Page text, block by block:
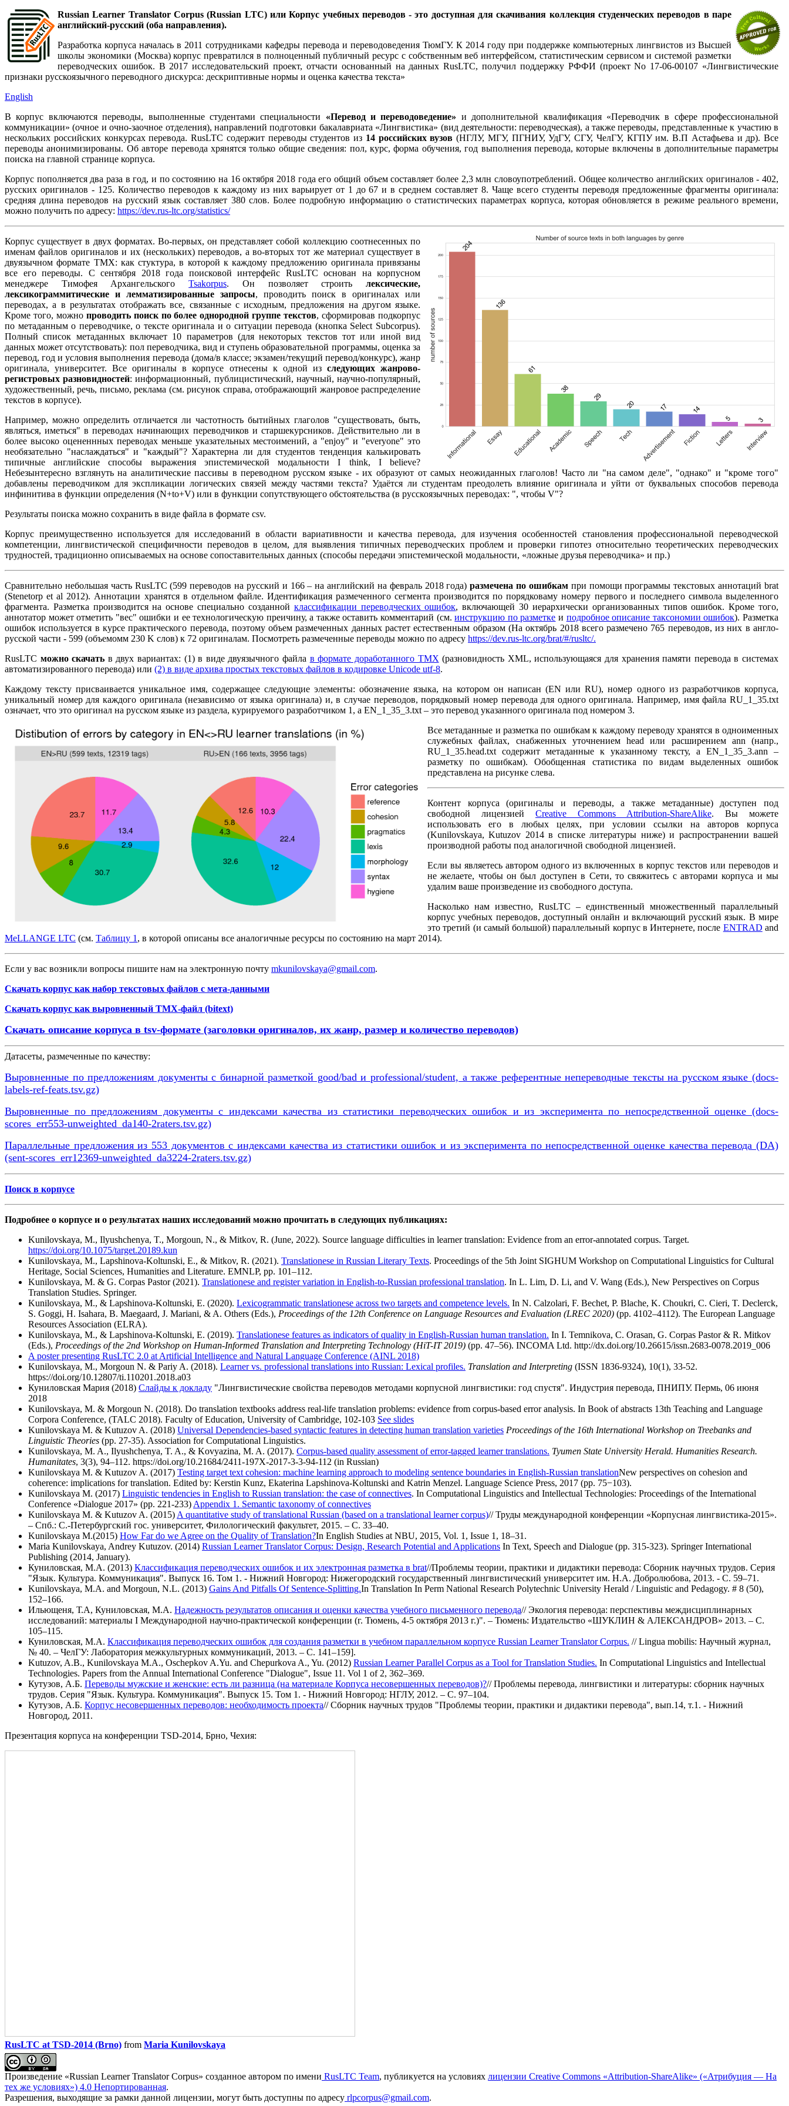
Russian Learner Translator Corpus (Russian LTC) или Корпус учебных переводов - это доступная для скачивания коллекция студенческих переводов в паре
английский-русский (оба направления).
Разработка корпуса началась в 2011 сотрудниками кафедры перевода и переводоведения ТюмГУ. К 2014 году при поддержке компьютерных лингвистов из Высшей
школы экономики (Москва) корпус превратился в полноценный публичный ресурс с собственным веб интерфейсом, статистическим сервисом и системой разметки
переводческих ошибок. В 2017 исследовательский проект, отчасти основанный на данных RusLTC, получил поддержку РФФИ (проект No 17-06-00107 «Лингвистические
признаки русскоязычного переводного дискурса: дескриптивные нормы и оценка качества текста»
English
В корпус включаются переводы, выполненные студентами специальности «Перевод и переводоведение» и дополнительной квалификация «Переводчик в сфере профессиональной
коммуникации» (очное и очно-заочное отделения), направлений подготовки бакалавриата «Лингвистика» (вид деятельности: переводческая), а также переводы, представленные к участию в
нескольких российских конкурсах перевода. RusLTC содержит переводы студентов из 14 российских вузов (НГЛУ, МГУ, ПГНИУ, УдГУ, СГУ, ЧелГУ, КГПУ им. В.П Астафьева и др). Все
переводы анонимизированы. Об авторе перевода хрянятся только общие сведения: пол, курс, форма обучения, год выполнения перевода, которые включены в дополнительные параметры
поиска на главной странице корпуса.
Корпус пополняется два раза в год, и по состоянию на 16 октября 2018 года его общий объем составляет более 2,3 млн словоупотреблений. Общее количество английских оригиналов - 402,
русских оригиналов - 125. Количество переводов к каждому из них варьирует от 1 до 67 и в среднем составляет 8. Чаще всего студенты переводя предложенные фрагменты оригинала:
средняя длина переводов на русский язык составляет 380 слов. Более подробную информацию о статистических параметрах корпуса, которая обновляется в режиме реального времени,
можно получить по адресу: https://dev.rus-ltc.org/statistics/
Корпус существует в двух форматах. Во-первых, он представляет собой коллекцию соотнесенных по
именам файлов оригиналов и их (нескольких) переводов, а во-вторых тот же материал существует в
двуязычном формате TMX: как стуктура, в которой к каждому предложению оригинала привязаны
все его переводы. С сентября 2018 года поисковой интерфейс RusLTC основан на корпусном
менеджере Тимофея АрхангельскогоTsakorpus. Он позволяет строитьлексические,
лексикограммитические и лемматизированные запросы, проводить поиск в оригиналах или
переводах, а в результатах отображать все, связанные с исходным, предложения на другом языке.
Кроме того, можно проводить поиск по более однородной группе текстов, сформировав подкорпус
по метаданным о переводчике, о тексте оригинала и о ситуации перевода (кнопка Select Subcorpus).
Полный список метаданных включает 10 параметров (для некоторых текстов тот или иной вид
данных может отсутствовать): пол переводчика, вид и ступень образовательной программы, оценка за
перевод, год и условия выполнения перевода (дома/в классе; экзамен/текущий перевод/конкурс), жанр
оригинала, университет. Все оригиналы в корпусе отнесены к одной из следующих жанрово-
регистровых разновидностей: информационный, публицистический, научный, научно-популярный,
художественный, речь, письмо, реклама (см. рисунок справа, отображающий жанровое распределение
текстов в корпусе).
Например, можно определить отличается ли частотность бытийных глаголов "существовать, быть,
являться, иметься" в переводах начинающих переводчиков и старшекурсников. Действительно ли в
более высоко оцененнных переводах меньше указательных местоимений, а "enjoy" и "everyone" это
необязательно "наслаждаться" и "каждый"? Характерна ли для студентов тенденция калькировать
типичные английские способы выражения эпистемической модальности I think, I believe?
Небезынтересно взглянуть на аналитические пассивы в переводном русском языке - их образуют от самых неожиданных глаголов! Часто ли "на самом деле", "однако" и "кроме того"
добавлены переводчиком для экспликации логических связей между частями текста? Удаётся ли студентам преодолеть влияние оригинала и уйти от буквальных способов перевода
инфинитива в функции определения (N+to+V) или в функции сопутствующего обстоятельства (в русскоязычных переводах: ", чтобы V"?
Результаты поиска можно сохранить в виде файла в формате csv.
Корпус преимущественно используется для исследований в области вариативности и качества перевода, для изучения особенностей становления профессиональной переводческой
компетенции, лингвистической специфичности переводов в целом, для выявления типичных переводческих проблем и проверки гипотез относительно теоретических переводческих
трудностей, традиционно описываемых на основе сопоставительных данных (способы передачи эпистемической модальности, «ложные друзья переводчика» и пр.)
Сравнительно небольшая часть RusLTC (599 переводов на русский и 166 – на английский на февраль 2018 года)размечена по ошибкампри помощи программы текстовых аннотаций brat
(Stenetorp et al 2012). Аннотации хранятся в отдельном файле. Идентификация размеченного сегмента производится по порядковаму номеру первого и последнего символа выделенного
фрагмента. Разметка производится на основе специально созданной классификации переводческих ошибок, включающей 30 иерархически организованных типов ошибок. Кроме того,
аннотатор может отметить "вес" ошибки и ее технологическую преичину, а также оставить комментарий (см.инструкцию по разметке и подробное описание таксономии ошибок). Разметка
ошибок используется в курсе практического перевода, поэтому объем размеченных данных растет естественным образом (На октябрь 2018 всего размечено 765 переводов, из них в англо-
русской части - 599 (объемомм 230 K слов) к 72 оригиналам. Посмотреть размеченные переводы можно по адресу https://dev.rus-ltc.org/brat/#/rusltc/.
RusLTC можно скачать в двух вариантах: (1) в виде двуязычного файла в формате доработанного TMX (разновидность XML, использующаяся для хранения памяти перевода в системах
автоматизированного перевода) или (2) в виде архива простых текстовых файлов в кодировке Unicode utf-8.
Каждому тексту присваивается уникальное имя, содержащее следующие элементы: обозначение языка, на котором он написан (EN или RU), номер одного из разработчиков корпуса,
уникальный номер для каждого оригинала (независимо от языка оригинала) и, в случае переводов, порядковый номер перевода для одного оригинала. Например, имя файла RU_1_35.txt
означает, что это оригинал на русском языке из раздела, курируемого разработчиком 1, а EN_1_35_3.txt – это перевод указанного оригинала под номером 3.
Все метаданные и разметка по ошибкам к каждому переводу хранятся в одноименных
служебных файлах, снабженных уточнением head или расширением ann (напр.,
RU_1_35.head.txt содержит метаданные к указанному тексту, а EN_1_35_3.ann –
разметку по ошибкам). Обобщенная статистика по видам выделенных ошибок
представлена на рисунке слева.
Контент корпуса (оригиналы и переводы, а также метаданные) доступен под
свободной лицензией Creative Commons Attribution-ShareAlike. Вы можете
использовать его в любых целях, при условии ссылки на авторов корпуса
(Kunilovskaya, Kutuzov 2014 в списке литературы ниже) и распространении вашей
производной работы под аналогичной свободной лицензией.
Если вы являетесь автором одного из включенных в корпус текстов или переводов и
не желаете, чтобы он был доступен в Сети, то свяжитесь с авторами корпуса и мы
удалим ваше произведение из свободного доступа.
Насколько нам известно, RusLTC – единственный множественный параллельный
корпус учебных переводов, доступный онлайн и включающий русский язык. В мире
это третий (и самый большой) параллельный корпус в Интернете, после ENTRAD and
MeLLANGE LTC (см. Таблицу 1 , в которой описаны все аналогичные ресурсы по состоянию на март 2014).
Если у вас возникли вопросы пишите нам на электронную почту mkunilovskaya@gmail.com.
Скачать корпус как набор текстовых файлов с мета-данными
Скачать корпус как выровненный TMX-файл (bitext)
Скачать описание корпуса в tsv-формате (заголовки оригиналов, их жанр, размер и количество переводов)
Датасеты, размеченные по качеству:
Выровненные по предложениям документы с бинарной разметкой good/bad и professional/student, а также референтные непереводные тексты на русском языке (docs-
labels-ref-feats.tsv.gz)
Выровненные по предложениям документы с индексами качества из статистики переводческих ошибок и из эксперимента по непосредственной оценке (docs-
scores_err553-unweighted_da140-2raters.tsv.gz)
Параллельные предложения из 553 документов с индексами качества из статистики ошибок и из эксперимента по непосредственной оценке качества перевода (DA)
(sent-scores_err12369-unweighted_da3224-2raters.tsv.gz)
Поиск в корпусе
Подробнее о корпусе и о результатах наших исследований можно прочитать в следующих публикациях:
Kunilovskaya, M., Ilyushchenya, T., Morgoun, N., & Mitkov, R. (June, 2022). Source language difficulties in learner translation: Evidence from an error-annotated corpus. Target.
https://doi.org/10.1075/target.20189.kun
Kunilovskaya, M., Lapshinova-Koltunski, E., & Mitkov, R. (2021). Translationese in Russian Literary Texts. Proceedings of the 5th Joint SIGHUM Workshop on Computational Linguistics for Cultural
Heritage, Social Sciences, Humanities and Literature. EMNLP, pp. 101–112.
Kunilovskaya, M. & G. Corpas Pastor (2021). Translationese and register variation in English-to-Russian professional translation. In L. Lim, D. Li, and V. Wang (Eds.), New Perspectives on Corpus
Translation Studies. Springer.
Kunilovskaya, M., & Lapshinova-Koltunski, E. (2020). Lexicogrammatic translationese across two targets and competence levels. In N. Calzolari, F. Bechet, P. Blache, K. Choukri, C. Cieri, T. Declerck,
S. Goggi, H. Isahara, B. Maegaard, J. Mariani, & A. Others (Eds.), Proceedings of the 12th Conference on Language Resources and Evaluation (LREC 2020) (pp. 4102–4112). The European Language
Resources Association (ELRA).
Kunilovskaya, M., & Lapshinova-Koltunski, E. (2019). Translationese features as indicators of quality in English-Russian human translation. In I. Temnikova, C. Orasan, G. Corpas Pastor & R. Mitkov
(Eds.), Proceedings of the 2nd Workshop on Human-Informed Translation and Interpreting Technology (HiT-IT 2019) (pp. 47–56). INCOMA Ltd. http://dx.doi.org/10.26615/issn.2683-0078.2019_006
A poster presenting RusLTC 2.0 at Artificial Intelligence and Natural Language Conference (AINL 2018)
Kunilovskaya, M., Morgoun N. & Pariy A. (2018). Learner vs. professional translations into Russian: Lexical profiles. Translation and Interpreting (ISSN 1836-9324), 10(1), 33-52.
https://doi.org/10.12807/ti.110201.2018.a03
Куниловская Мария (2018) Слайды к докладу "Лингвистические свойства переводов методами корпусной лингвистики: год спустя". Индустрия перевода, ПНИПУ. Пермь, 06 июня
2018
Kunilovskaya, M. & Morgoun N. (2018). Do translation textbooks address real-life translation problems: evidence from corpus-based error analysis. In Book of abstracts 13th Teaching and Language
Corpora Conference, (TALC 2018). Faculty of Education, University of Cambridge, 102-103 See slides
Kunilovskaya M. & Kutuzov A. (2018) Universal Dependencies-based syntactic features in detecting human translation varieties Proceedings of the 16th International Workshop on Treebanks and
Linguistic Theories (pp. 27-35). Association for Computational Linguistics.
Kunilovskaya, M. A., Ilyushchenya, T. A., & Kovyazina, M. A. (2017). Corpus-based quality assessment of error-tagged learner translations. Tyumen State University Herald. Humanities Research.
Humanitates, 3(3), 94–112. https://doi.org/10.21684/2411-197X-2017-3-3-94-112 (in Russian)
Kunilovskaya M. & Kutuzov A. (2017) Testing target text cohesion: machine learning approach to modeling sentence boundaries in English-Russian translationNew perspectives on cohesion and
coherence: implications for translation. Edited by: Kerstin Kunz, Ekaterina Lapshinova-Koltunski and Katrin Menzel. Language Science Press, 2017 (pp. 75−103).
Kunilovskaya M. (2017) Linguistic tendencies in English to Russian translation: the case of connectives. In Computational Linguistics and Intellectual Technologies: Proceedings of the International
Conference
Dialogue 2017 (pp. 221-233) Appendix 1. Semantic taxonomy of connectives
Kunilovskaya M. & Kutuzov A. (2015) A quantitative study of translational Russian (based on а translational learner corpus)// Труды международной конференции «Корпусная лингвистика-2015».
– Спб.: С.-Петербургский гос. университет, Филологический факультет, 2015. – С. 33–40.
Kunilovskaya M.(2015) How Far do we Agree on the Quality of Translation?In English Studies at NBU, 2015, Vol. 1, Issue 1, 18–31.
Maria Kunilovskaya, Andrey Kutuzov. (2014) Russian Learner Translator Corpus: Design, Research Potential and Applications In Text, Speech and Dialogue (pp. 315-323). Springer International
Publishing (2014, January).
Куниловская, М.А. (2013) Классификация переводческих ошибок и их электронная разметка в brat//Проблемы теории, практики и дидактики перевода: Сборник научных трудов. Серия
"Язык. Культура. Коммуникация". Выпуск 16. Том 1. - Нижний Новгород: Нижегородский государственный лингвистический университет им. Н.А. Добролюбова, 2013. - С. 59–71.
Kunilovskaya, M.A. and Morgoun, N.L. (2013) Gains And Pitfalls Of Sentence-Splitting.In Translation In Perm National Research Polytechnic University Herald / Linguistic and Pedagogy. # 8 (50),
152–166.
Ильющеня, Т.А, Куниловская, М.А. Надежность результатов описания и оценки качества учебного письменного перевода// Экология перевода: перспективы междисциплинарных
исследований: материалы I Международной научно-практической конференции (г. Тюмень, 4-5 октября 2013 г.)". – Тюмень: Издательство «ШУКЛИН & АЛЕКСАНДРОВ» 2013. – С.
105–115.
Куниловская, М.А. Классификация переводческих ошибок для создания разметки в учебном параллельном корпусе Russian Learner Translator Corpus. // Lingua mobilis: Научный журнал,
№ 40. – ЧелГУ: Лаборатория межкультурных коммуникаций, 2013. – С. 141–159].
Kutuzov, A.B., Kunilovskaya M.A., Oschepkov A.Yu. and Chepurkova A., Yu. (2012) Russian Learner Parallel Corpus as a Tool for Translation Studies. In Computational Linguistics and Intellectual
Technologies. Papers from the Annual International Conference "Dialogue", Issue 11. Vol 1 of 2, 362–369.
Кутузов, А.Б. Переводы мужские и женские: есть ли разница (на материале Корпуса несовершенных переводов)?// Проблемы перевода, лингвистики и литературы: сборник научных
трудов. Серия "Язык. Культура. Коммуникация". Выпуск 15. Том 1. - Нижний Новгород: НГЛУ, 2012. – C. 97–104.
Кутузов, А.Б. Корпус несовершенных переводов: необходимость проекта// Сборник научных трудов "Проблемы теории, практики и дидактики перевода", вып.14, т.1. - Нижний
Новгород, 2011.
Презентация корпуса на конференции TSD-2014, Брно, Чехия:
RusLTC at TSD-2014 (Brno) from Maria Kunilovskaya
Произведение «Russian Learner Translator Corpus» созданное автором по имени RusLTC Team, публикуется на условиях лицензии Creative Commons «Attribution-ShareAlike» («Атрибуция — На
тех же условиях») 4.0 Непортированная.
Разрешения, выходящие за рамки данной лицензии, могут быть доступны по адресу rlpcorpus@gmail.com.